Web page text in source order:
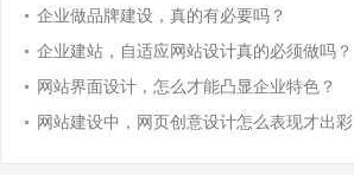
企业做品牌建设，真的有必要吗？
企业建站，自适应网站设计真的必须做吗？
网站界面设计，怎么才能凸显企业特色？
网站建设中，网页创意设计怎么表现才出彩